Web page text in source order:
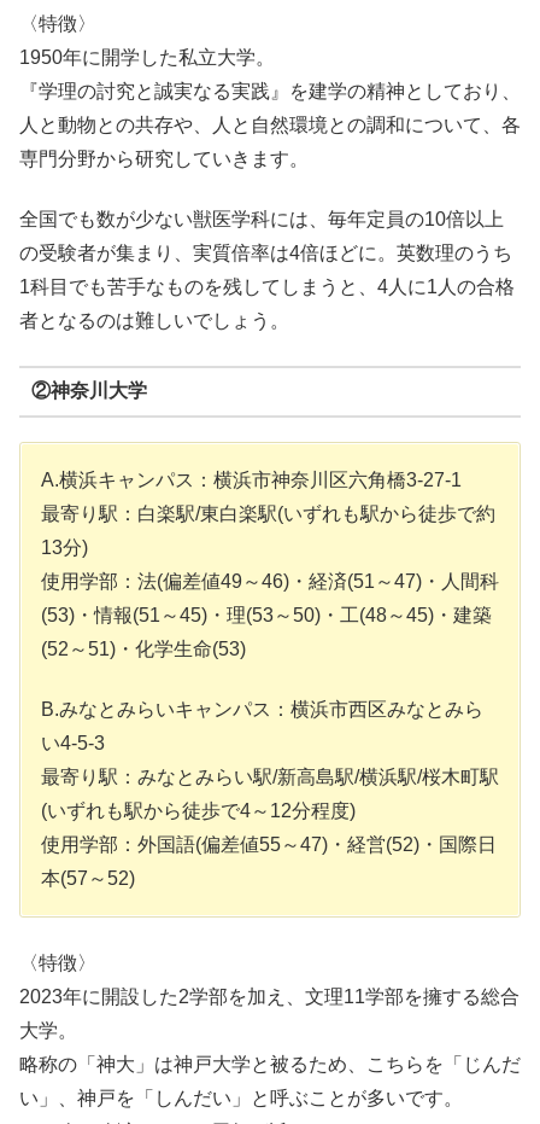
〈特徴〉
1950年に開学した私立大学。
『学理の討究と誠実なる実践』を建学の精神としており、
人と動物との共存や、人と自然環境との調和について、各
専門分野から研究していきます。
全国でも数が少ない獣医学科には、毎年定員の10倍以上
の受験者が集まり、実質倍率は4倍ほどに。英数理のうち
1科目でも苦手なものを残してしまうと、4人に1人の合格
者となるのは難しいでしょう。
②神奈川大学
A.横浜キャンパス：横浜市神奈川区六角橋3-27-1
最寄り駅：白楽駅/東白楽駅(いずれも駅から徒歩で約
13分)
使用学部：法(偏差値49～46)・経済(51～47)・人間科
(53)・情報(51～45)・理(53～50)・工(48～45)・建築
(52～51)・化学生命(53)
B.みなとみらいキャンパス：横浜市西区みなとみら
い4-5-3
最寄り駅：みなとみらい駅/新高島駅/横浜駅/桜木町駅
(いずれも駅から徒歩で4～12分程度)
使用学部：外国語(偏差値55～47)・経営(52)・国際日
本(57～52)
〈特徴〉
2023年に開設した2学部を加え、文理11学部を擁する総合
大学。
略称の「神大」は神戸大学と被るため、こちらを「じんだ
い」、神戸を「しんだい」と呼ぶことが多いです。